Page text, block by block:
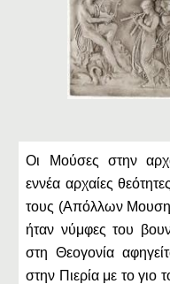
Οι Μούσες στην
εννέα αρχαίες
τους (Απόλλων
ήταν νύμφες του
στη Θεογονία
στην Πιερία με το γιο